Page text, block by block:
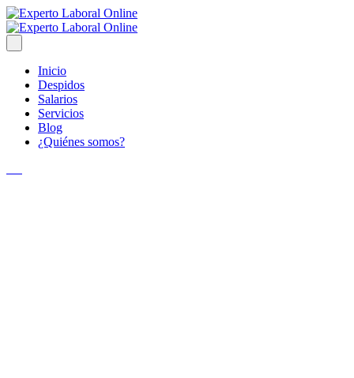
Inicio
Despidos
Salarios
Servicios
Blog
¿Quiénes somos?